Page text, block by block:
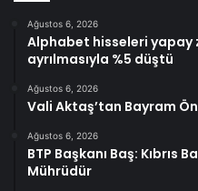
Ağustos 6, 2026
Alphabet hisseleri yapay
ayrılmasıyla %5 düştü
Ağustos 6, 2026
Vali Aktaş’tan Bayram
Ağustos 6, 2026
BTP Başkanı Baş: Kıbrıs
Mührüdür